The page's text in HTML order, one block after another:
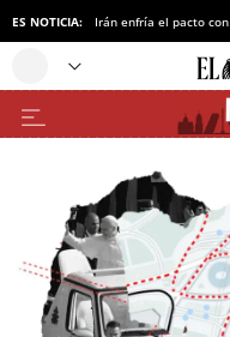
ES NOTICIA:
hoy Irán enfría el pacto